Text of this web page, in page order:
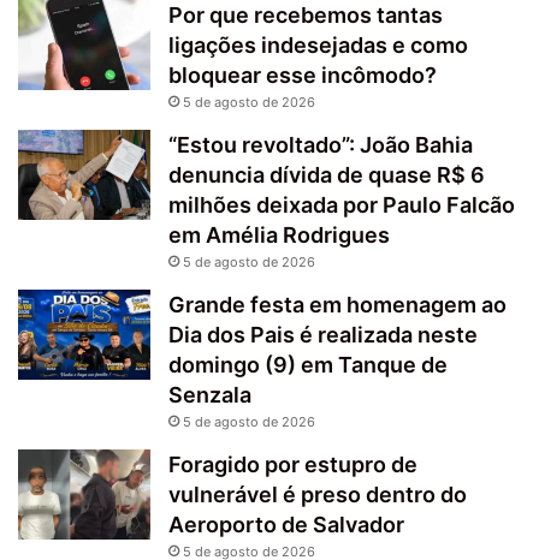
Por que recebemos tantas
ligações indesejadas e como
bloquear esse incômodo?
5 de agosto de 2026
“Estou revoltado”: João Bahia
denuncia dívida de quase R$ 6
milhões deixada por Paulo Falcão
em Amélia Rodrigues
5 de agosto de 2026
Grande festa em homenagem ao
Dia dos Pais é realizada neste
domingo (9) em Tanque de
Senzala
5 de agosto de 2026
Foragido por estupro de
vulnerável é preso dentro do
Aeroporto de Salvador
5 de agosto de 2026